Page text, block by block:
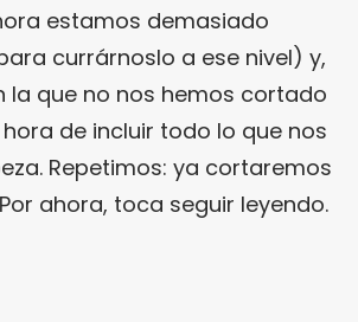
estamos demasiado
currárnoslo a ese nivel) y,
la que no nos hemos cortado
de incluir todo lo que nos
Repetimos: ya cortaremos
ahora, toca seguir leyendo.